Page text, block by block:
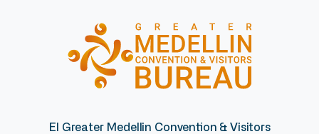
El Greater Medellin Convention & Visitors